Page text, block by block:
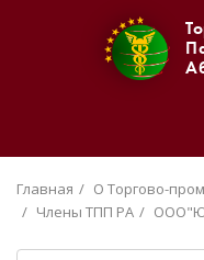
Главная О Торгово-
Члены ТПП РА